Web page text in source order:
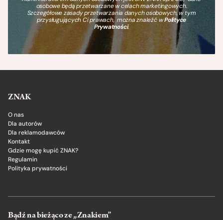
osobowe będą przetwarzane w celach marketingowych.
Szczegółowe zasady przetwarzania danych osobowych, w tym
przysługujących Ci prawach, można znaleźć wPolityce
Prywatności.
ZNAK
O nas
Dla autorów
Dla reklamodawców
Kontakt
Gdzie mogę kupić ZNAK?
Regulamin
Polityka prywatności
Bądź na bieżąco ze „Znakiem”